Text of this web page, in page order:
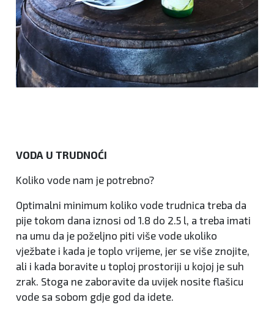
VODA U TRUDNOĆI
Koliko vode nam je potrebno?
Optimalni minimum koliko vode trudnica treba da
pije tokom dana iznosi od 1.8 do 2.5 l, a treba imati
na umu da je poželjno piti više vode ukoliko
vježbate i kada je toplo vrijeme, jer se više znojite,
ali i kada boravite u toploj prostoriji u kojoj je suh
zrak. Stoga ne zaboravite da uvijek nosite flašicu
vode sa sobom gdje god da idete.